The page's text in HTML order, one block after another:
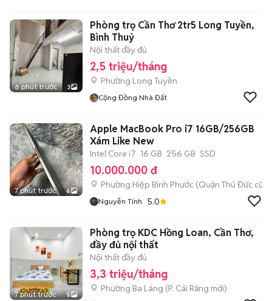
6 phút trước 3
Phòng trọ Cần Thơ 2tr5 Long Tuyền,
Bình Thuỷ
Nội thất đầy đủ
2,5 triệu/tháng
Phường Long Tuyền
Cộng Đồng Nhà Đất
7 phút trước 6
Apple MacBook Pro i7 16GB/256GB
Xám Like New
Intel Core i7 16 GB 256 GB SSD
10.000.000 đ
Phường Hiệp Bình Phước (Quận Thủ Đức cũ)
Nguyễn Tính 5.0
7 phút trước 5
Phòng trọ KDC Hồng Loan, Cần Thơ,
đầy đủ nội thất
Nội thất đầy đủ
3,3 triệu/tháng
Phường Ba Láng (P. Cái Răng mới)